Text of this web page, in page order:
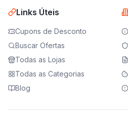
Links Úteis
Cupons de Desconto
Buscar Ofertas
Todas as Lojas
Todas as Categorias
Blog